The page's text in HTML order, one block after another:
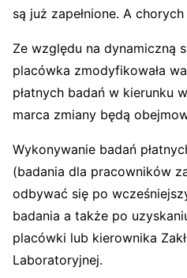
są już zapełnione. A
Ze względu na dynamiczną
placówka zmodyfikowała
płatnych badań w kierunku
marca zmiany będą
Wykonywanie badań
(badania dla pracowników
odbywać się po
badania a także po
placówki lub kierownika
Laboratoryjnej.